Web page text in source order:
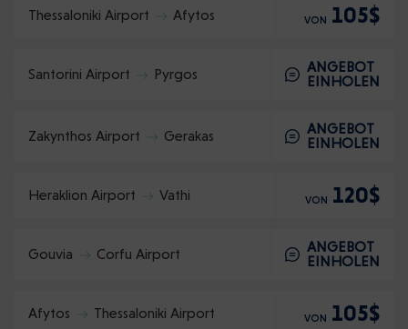
Thessaloniki Airport Afytos VON 105$
Santorini Airport Pyrgos
ANGEBOT
EINHOLEN
Zakynthos Airport Gerakas
ANGEBOT
EINHOLEN
Heraklion Airport Vathi VON 120$
Gouvia Corfu Airport
ANGEBOT
EINHOLEN
Afytos Thessaloniki Airport VON 105$